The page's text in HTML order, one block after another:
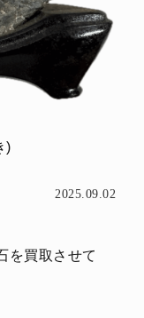
)
2025.09.02
を買取させて